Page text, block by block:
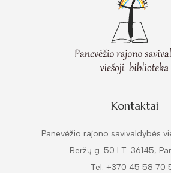
Kontaktai
Panevėžio rajono savivaldybės
Beržų g. 50 LT-36145,
Tel. +370 45 58 70